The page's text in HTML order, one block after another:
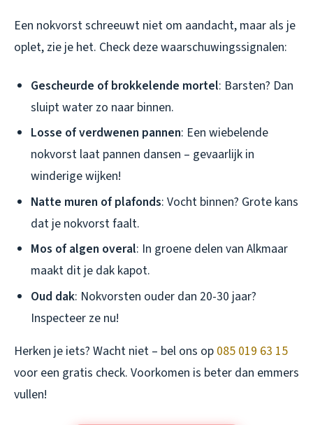
Een nokvorst schreeuwt niet om aandacht, maar als je
oplet, zie je het. Check deze waarschuwingssignalen:
Gescheurde of brokkelende mortel: Barsten? Dan
sluipt water zo naar binnen.
Losse of verdwenen pannen: Een wiebelende
nokvorst laat pannen dansen – gevaarlijk in
winderige wijken!
Natte muren of plafonds: Vocht binnen? Grote kans
dat je nokvorst faalt.
Mos of algen overal: In groene delen van Alkmaar
maakt dit je dak kapot.
Oud dak: Nokvorsten ouder dan 20-30 jaar?
Inspecteer ze nu!
Herken je iets? Wacht niet – bel ons op 085 019 63 15
voor een gratis check. Voorkomen is beter dan emmers
vullen!